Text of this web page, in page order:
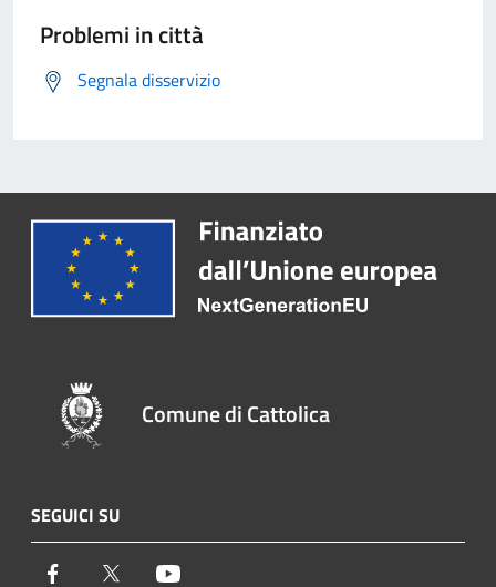
Problemi in città
Segnala disservizio
Comune di Cattolica
SEGUICI SU
Facebook Twitter